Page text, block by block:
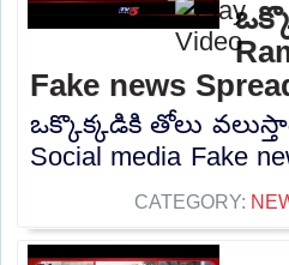
Fake news
ఒక్కొక్కడికి తోలు
Social media Fake
CATEGORY: